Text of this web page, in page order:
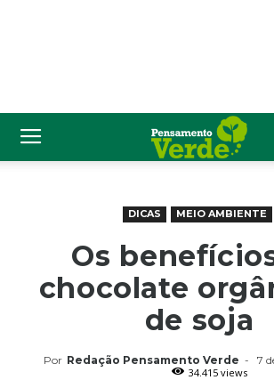
DICAS MEIO AMBIENTE
Os
chocolate
de soja
Por Redação Pensamento Verde -
7
34.415 views